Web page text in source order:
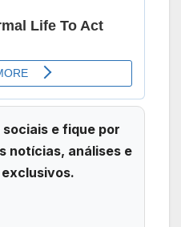
e fique por
notícias, análises e